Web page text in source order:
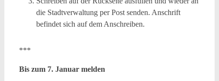
die Stadtverwaltung per Post senden. Anschrift
befindet sich auf dem Anschreiben.
***
Bis zum 7. Januar melden